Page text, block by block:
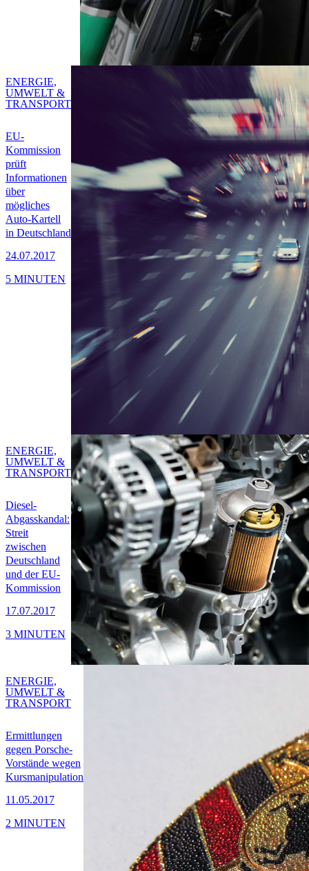
EU-
Kommission
prüft
Informationen
über
mögliches
Auto-Kartell
in Deutschland
24.07.2017
ENERGIE,
UMWELT &
TRANSPORT
5 MINUTEN
Diesel-
Abgasskandal:
Streit
zwischen
Deutschland
und der EU-
Kommission
17.07.2017
ENERGIE,
UMWELT &
TRANSPORT
3 MINUTEN
Ermittlungen
gegen Porsche-
Vorstände wegen
Kursmanipulation
11.05.2017
ENERGIE,
UMWELT &
TRANSPORT
2 MINUTEN